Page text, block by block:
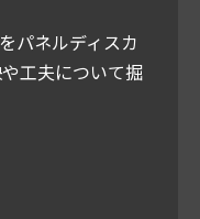
パネルディスカ
工夫について掘